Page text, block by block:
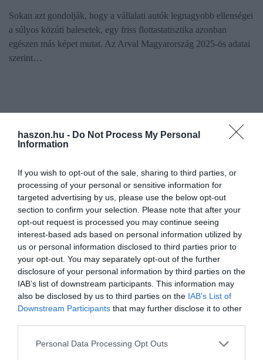
haszon.hu - Do Not Process My Personal
Information
If you wish to opt-out of the sale, sharing to third parties, or
processing of your personal or sensitive information for
targeted advertising by us, please use the below opt-out
section to confirm your selection. Please note that after your
opt-out request is processed you may continue seeing
interest-based ads based on personal information utilized by
us or personal information disclosed to third parties prior to
your opt-out. You may separately opt-out of the further
disclosure of your personal information by third parties on the
IAB’s list of downstream participants. This information may
also be disclosed by us to third parties on the IAB’s List of
Downstream Participants that may further disclose it to other
Please note that this website/app uses one or more Google
Personal Data Processing Opt Outs
Sokan azt gondolják, hogy a vállalati autók legnagyobb ellenségei
a súlyos közúti balesetek, egy friss flottastatisztika azonban
egészen más képet mutat. Az Arval Magyarország 2025-ös adatai
szerint…